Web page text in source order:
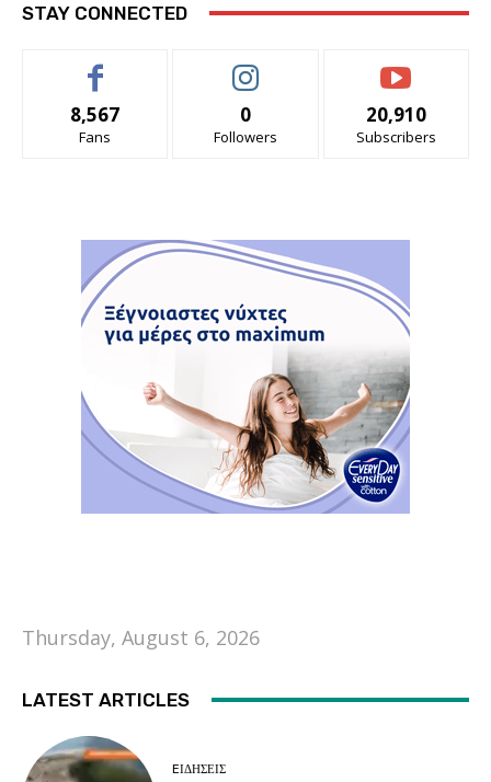
STAY CONNECTED
8,567
Fans
0
Followers
20,910
Subscribers
Thursday, August 6, 2026
LATEST ARTICLES
EΙΔΗΣΕΙΣ